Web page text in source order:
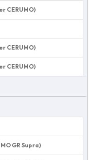
CERUMO)
CERUMO)
CERUMO)
GR Supra)